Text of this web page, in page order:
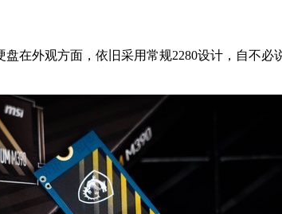
在外观方面，依旧采用常规2280设计，自不